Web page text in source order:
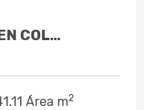
COL…
Área m2